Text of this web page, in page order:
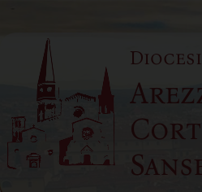
content